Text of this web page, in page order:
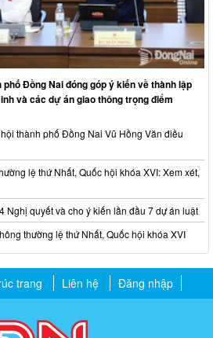
Đồng Nai đóng góp ý kiến về thành lập
và các dự án giao thông trọng điểm
thành phố Đồng Nai Vũ Hồng Văn điều
lệ thứ Nhất, Quốc hội khóa XVI: Xem xét,
Nghị quyết và cho ý kiến lần đầu 7 dự án luật
thường lệ thứ Nhất, Quốc hội khóa XVI
trang Liên hệ Đăng nhập